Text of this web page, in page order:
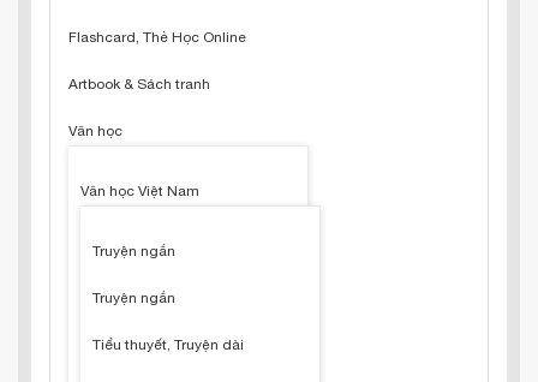
Flashcard, Thẻ Học Online
Artbook & Sách tranh
Văn học
Văn học Việt Nam
Truyện ngắn
Truyện ngắn
Tiểu thuyết, Truyện dài